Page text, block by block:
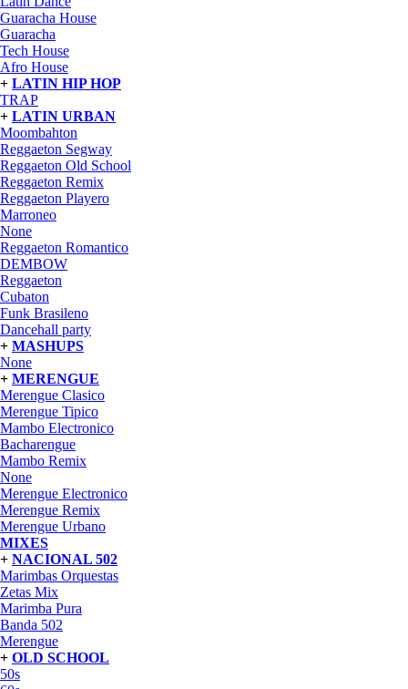
Guaracha House
Guaracha
Tech House
Afro House
+ LATIN HIP HOP
TRAP
+ LATIN URBAN
Moombahton
Reggaeton Segway
Reggaeton Old School
Reggaeton Remix
Reggaeton Playero
Marroneo
None
Reggaeton Romantico
DEMBOW
Reggaeton
Cubaton
Funk Brasileno
Dancehall party
+ MASHUPS
None
+ MERENGUE
Merengue Clasico
Merengue Tipico
Mambo Electronico
Bacharengue
Mambo Remix
None
Merengue Electronico
Merengue Remix
Merengue Urbano
MIXES
+ NACIONAL 502
Marimbas Orquestas
Zetas Mix
Marimba Pura
Banda 502
Merengue
+ OLD SCHOOL
50s